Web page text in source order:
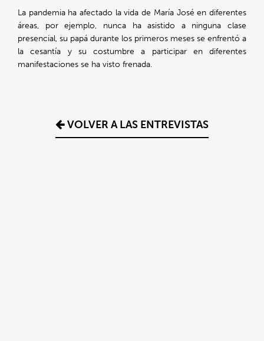
La pandemia ha afectado la vida de María José en diferentes
áreas, por ejemplo, nunca ha asistido a ninguna clase
presencial, su papá durante los primeros meses se enfrentó a
la cesantía y su costumbre a participar en diferentes
manifestaciones se ha visto frenada.
VOLVER A LAS ENTREVISTAS